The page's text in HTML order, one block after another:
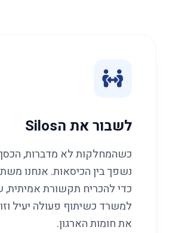
לשבור את הSilos
כשהמחלקות לא מדברות,
נשפך בין הכיסאות. אנחנו
כדי להכריח תקשורת אמיתית,
למשרד כשיתוף פעולה יעיל
את חומות הארגון.